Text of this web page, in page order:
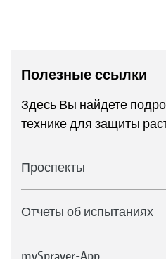
Полезные ссылки
Здесь Вы найдете
технике для защиты
Проспекты
Отчеты об испытаниях
mySprayer-App